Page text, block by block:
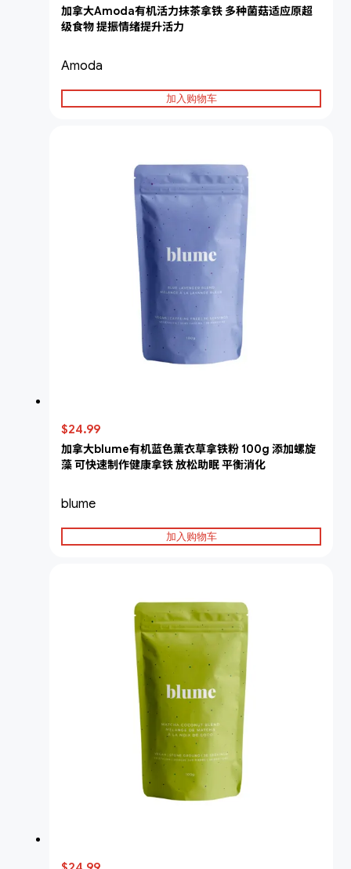
加拿大Amoda有机活力抹茶拿铁 多种菌菇适应原超
级食物 提振情绪提升活力
Amoda
加入购物车
$24.99
加拿大blume有机蓝色薰衣草拿铁粉 100g 添加螺旋
藻 可快速制作健康拿铁 放松助眠 平衡消化
blume
加入购物车